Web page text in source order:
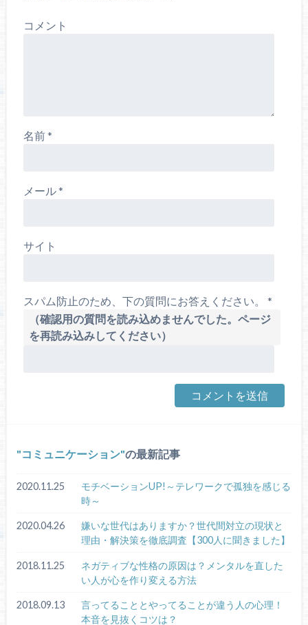
コメント
名前*
メール*
サイト
スパム防止のため、下の質問にお答えください。 *
（確認用の質問を読み込めませんでした。ページ
を再読み込みしてください）
コミュニケーション の最新記事
2020.11.25
モチベーションUP!～テレワークで孤独を感じる
時～
2020.04.26
嫌いな世代はありますか？世代間対立の現状と
理由・解決策を徹底調査【300人に聞きました】
2018.11.25
ネガティブな性格の原因は？メンタルを直した
い人が心を作り変える方法
2018.09.13
言ってることとやってることが違う人の心理！
本音を見抜くコツは？